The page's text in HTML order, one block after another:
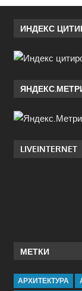
ИНДЕКС
LIVEINTERNET
МЕТКИ
АРХИТЕКТУРА